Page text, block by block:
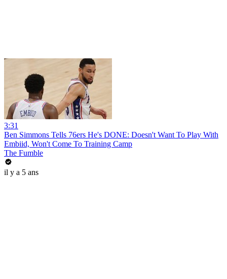
3:31
Ben Simmons Tells 76ers He's DONE: Doesn't Want To Play With
Embiid, Won't Come To Training Camp
The Fumble
il y a 5 ans